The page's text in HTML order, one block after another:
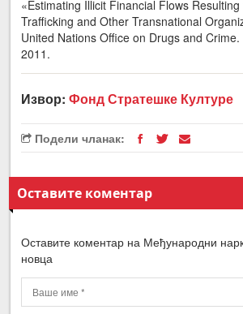
«Estimating Illicit Financial Flows
Trafficking and Other Transnational
United Nations Office on Drugs and
2011.
Извор:Фонд Стратешке Културе
Подели чланак:
Оставите коментар
Оставите коментар на Међународни
новца